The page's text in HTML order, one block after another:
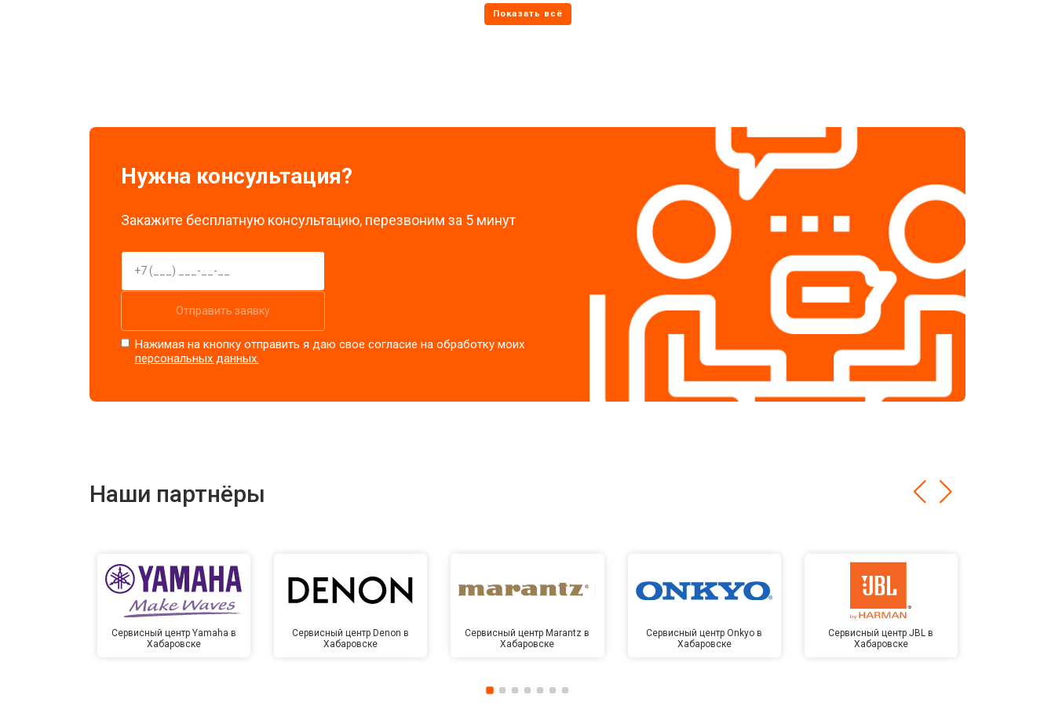
от 70 мин
Нужна консультация?
Закажите бесплатную консультацию, перезвоним за 5 минут
Отправить заявку
Нажимая на кнопку отправить я даю свое согласие на обработку моих
персональных данных.
Наши партнёры
Сервисный центр Yamaha в
Хабаровске
Сервисный центр Denon в
Хабаровске
Сервисный центр Marantz в
Хабаровске
Сервисный центр Onkyo в
Хабаровске
Сервисный центр JBL в
Хабаровске